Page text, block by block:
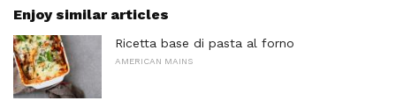
Enjoy similar articles
Ricetta base di pasta al forno
AMERICAN MAINS